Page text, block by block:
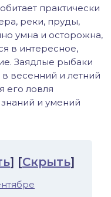
практически
реки, пруды,
умна и осторожна,
в интересное,
Заядлые рыбаки
в весенний и летний
его ловля
и умений
] [Скрыть]